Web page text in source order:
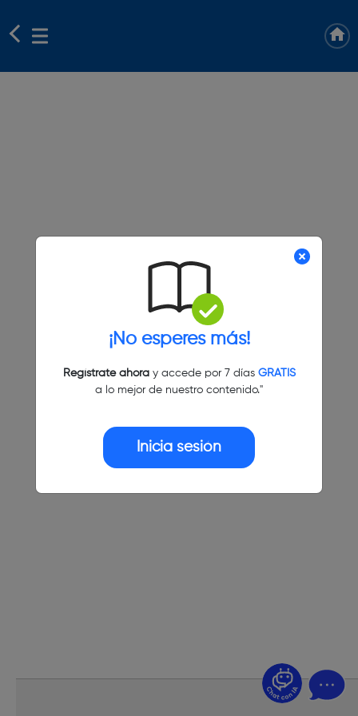
¡No esperes más!
Regístrate ahoray accede por 7 días GRATIS
a lo mejor de nuestro contenido."
Inicia sesión